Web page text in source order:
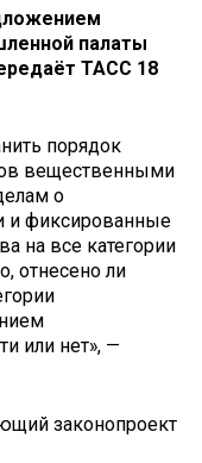
палаты
ТАСС 18
порядок
вещественными
о
и фиксированные
на все категории
отнесено ли
или нет», —
законопроект